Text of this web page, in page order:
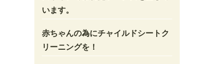
います。
赤ちゃんの為にチャイルドシートク
リーニングを！